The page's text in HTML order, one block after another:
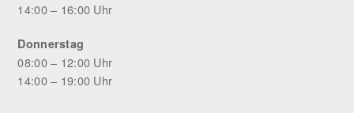
14:00 – 16:00 Uhr
Donnerstag
08:00 – 12:00 Uhr
14:00 – 19:00 Uhr